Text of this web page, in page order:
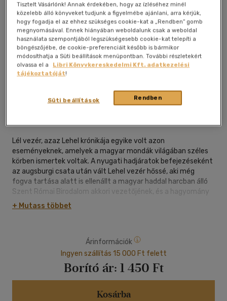
Kívánságlistához adom
|magyar nyelvű|puhatáblás,
Lél vezér, azaz Lehel krónikája egyike volt azon
eseményeknek, amelyek a magyar mondák világában széles
körben ismertek voltak. A nyugati hadjáratok befejezéseként
az augsburgi csata után vált Lehel vezér hőssé, aki még
fogva tartása alatt is ellenállt a magyar haddal harcban álló
Szent Római Birodalom akkori vezetőjének, és a hagyomány
szerint Ő ütötte agyon a kürtjével a császárt.
Lél vezér történetét elsősorban az Anonymus által írt Képes
szó, bár ez nem bizonyított. Annyi azonban bizonyos, hogy a
híres Bulcsú vezérrel együtt vezették hadainkat nyugaton.
Jelenleg a jászberényi múzeumban őrzik a Jászok Kürtjét,
amit sokan Lehel kürtjével azonosítanak.
+ Mutass többet
Árinformációk
Ingyen szállítás 15 000 Ft felett
Borító ár: 1 450 Ft
Kosárba
Tisztelt Vásárlónk! Annak érdekében, hogy az ízléséhez minél
közelebb álló könyveket tudjunk a figyelmébe ajánlani, arra kérjük,
hogy fogadja el az ehhez szükséges cookie-kat a „Rendben” gomb
megnyomásával. Ennek hiányában weboldalunk csak a weboldal
használata szempontjából legszükségesebb cookie-kat telepíti a
böngészőjébe, de cookie-preferenciáit később is bármikor
módosíthatja a Süti beállítások menüpontban. További részletekért
olvassa el a
Libri Könyvkereskedelmi Kft. adatkezelési
tájékoztatóját!
Rendben
Süti beállítások